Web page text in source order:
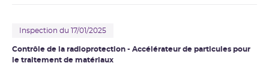
Inspection du 17/01/2025
Contrôle de la radioprotection - Accélérateur de particules pour
le traitement de matériaux